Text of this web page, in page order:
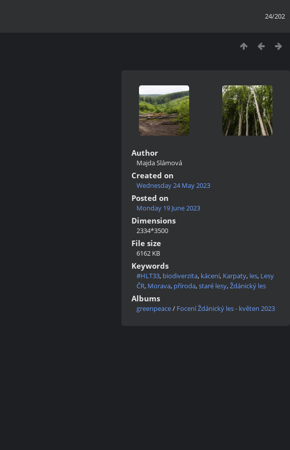
24/202
Author
Majda Slámová
Created on
Wednesday 24 May 2023
Posted on
Monday 19 June 2023
Dimensions
2334*3500
File size
6162 KB
Keywords
#HLT33, biodiverzita, kácení, Karpaty, les, Lesy
ČR, Morava, příroda,staré lesy,Ždánický les
Albums
greenpeace/ Focení Ždánický les - květen 2023